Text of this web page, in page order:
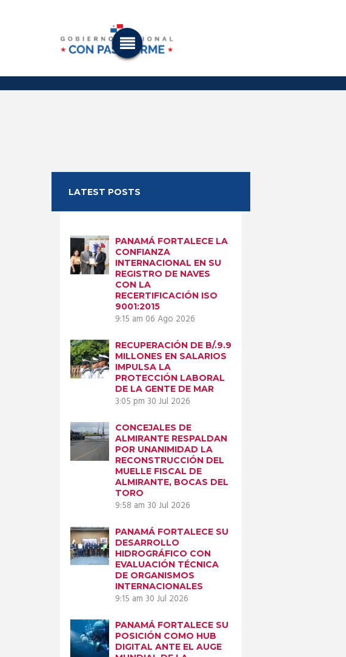
LATEST POSTS
PANAMÁ FORTALECE LA
CONFIANZA
INTERNACIONAL EN SU
REGISTRO DE NAVES
CON LA
RECERTIFICACIÓN ISO
9001:2015
9:15 am 06 Ago 2026
RECUPERACIÓN DE B/.9.9
MILLONES EN SALARIOS
IMPULSA LA
PROTECCIÓN LABORAL
DE LA GENTE DE MAR
3:05 pm 30 Jul 2026
CONCEJALES DE
ALMIRANTE RESPALDAN
POR UNANIMIDAD LA
RECONSTRUCCIÓN DEL
MUELLE FISCAL DE
ALMIRANTE, BOCAS DEL
TORO
9:58 am 30 Jul 2026
PANAMÁ FORTALECE SU
DESARROLLO
HIDROGRÁFICO CON
EVALUACIÓN TÉCNICA
DE ORGANISMOS
INTERNACIONALES
9:15 am 30 Jul 2026
PANAMÁ FORTALECE SU
POSICIÓN COMO HUB
DIGITAL ANTE EL AUGE